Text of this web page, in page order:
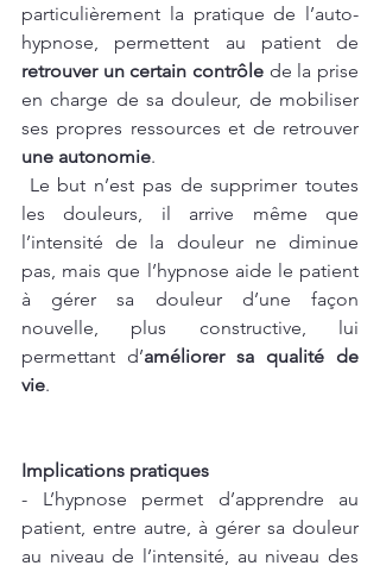
particulièrement la pratique de l’auto-
retrouver un certain contrôle de la prise
en charge de sa douleur, de mobiliser
une autonomie.
les douleurs, il arrive même que
l’intensité de la douleur ne diminue
pas, mais que l’hypnose aide le patient
à gérer sa douleur d’une façon
nouvelle, plus constructive, lui
permettant d’améliorer sa qualité de
vie.
Implications pratiques
- L’hypnose permet d’apprendre au
patient, entre autre, à gérer sa douleur
au niveau de l’intensité, au niveau des